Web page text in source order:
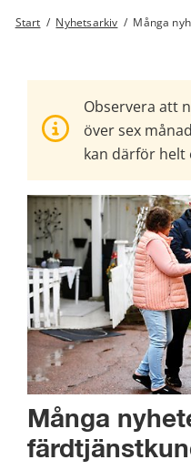
Start / Nyhetsarkiv / Många
Observera att
över sex
kan därför helt
Många